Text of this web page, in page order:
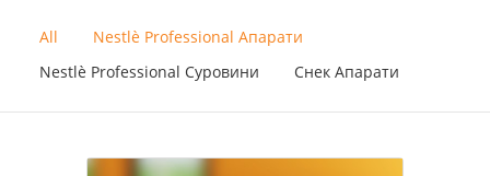
All
Nestlè Professional Апарати
Nestlè Professional Суровини
Снек Апарати